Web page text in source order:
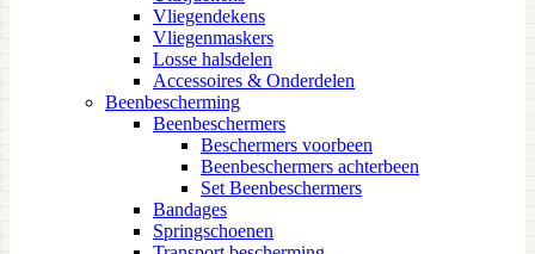
Vliegendekens
Vliegenmaskers
Losse halsdelen
Accessoires & Onderdelen
Beenbescherming
Beenbeschermers
Beschermers voorbeen
Beenbeschermers achterbeen
Set Beenbeschermers
Bandages
Springschoenen